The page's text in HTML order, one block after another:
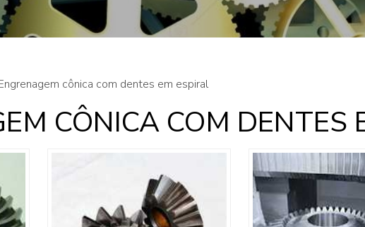
cônica com dentes em espiral
CÔNICA COM DENTES